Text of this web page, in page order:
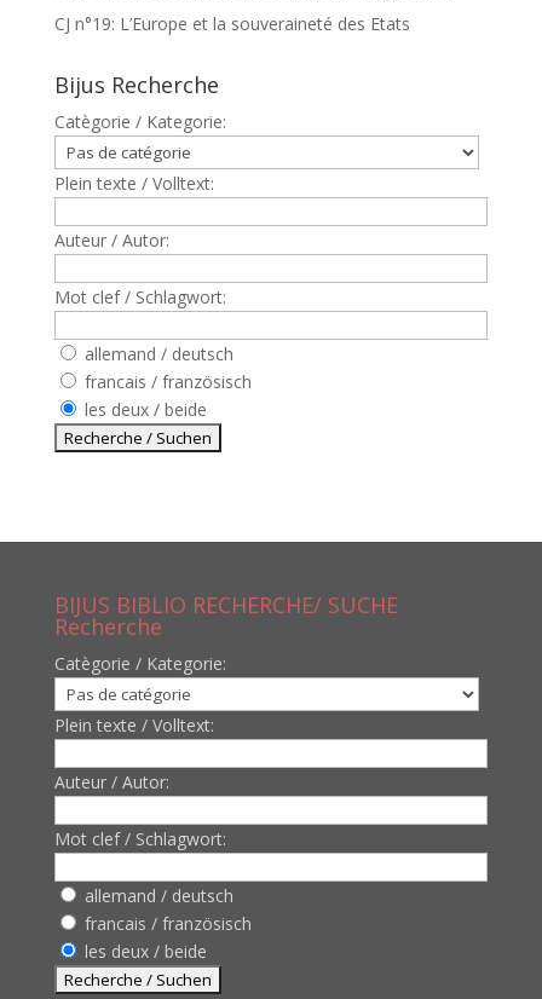
CJ n°19: L’Europe et la souveraineté des Etats
Bijus Recherche
Catègorie / Kategorie:
Plein texte / Volltext:
Auteur / Autor:
Mot clef / Schlagwort:
allemand / deutsch
francais / französisch
les deux / beide
BIJUS BIBLIO RECHERCHE/ SUCHE
Recherche
Catègorie / Kategorie:
Plein texte / Volltext:
Auteur / Autor:
Mot clef / Schlagwort:
allemand / deutsch
francais / französisch
les deux / beide